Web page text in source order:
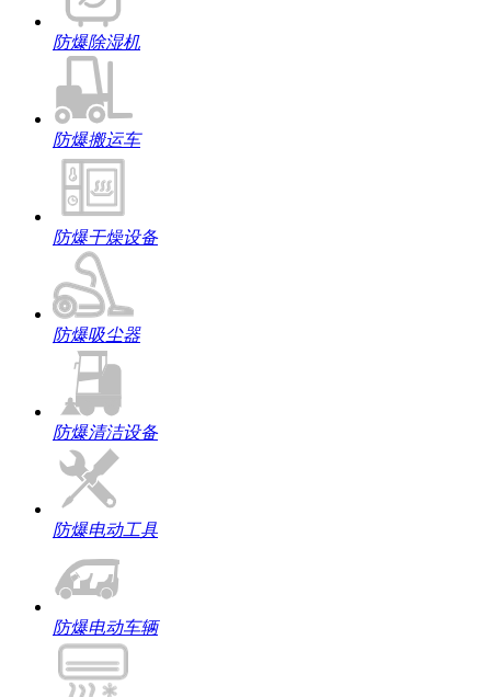
防爆除湿机
防爆搬运车
防爆干燥设备
防爆吸尘器
防爆清洁设备
防爆电动工具
防爆电动车辆